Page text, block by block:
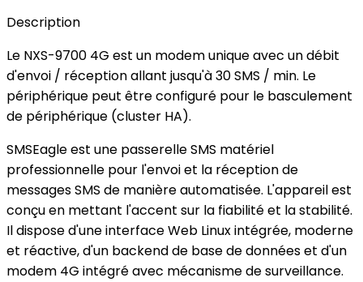
Description
Le NXS-9700 4G est un modem unique avec un débit
d'envoi / réception allant jusqu'à 30 SMS / min. Le
périphérique peut être configuré pour le basculement
de périphérique (cluster HA).
SMSEagle est une passerelle SMS matériel
professionnelle pour l'envoi et la réception de
messages SMS de manière automatisée. L'appareil est
conçu en mettant l'accent sur la fiabilité et la stabilité.
Il dispose d'une interface Web Linux intégrée, moderne
et réactive, d'un backend de base de données et d'un
modem 4G intégré avec mécanisme de surveillance.